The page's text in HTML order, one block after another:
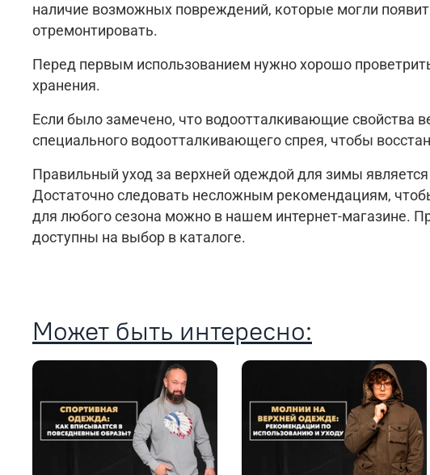
наличие возможных повреждений, которые могли
отремонтировать.
Перед первым использованием нужно хорошо
хранения.
Если было замечено, что водоотталкивающие свойства
специального водоотталкивающего спрея, чтобы
Правильный уход за верхней одеждой для зимы
Достаточно следовать несложным рекомендациям,
для любого сезона можно в нашем интернет-магазине.
доступны на выбор в каталоге.
Может быть интересно: